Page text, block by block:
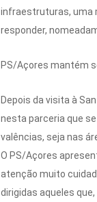
infraestruturas, uma
responder,
PS/Açores mantém
Depois da visita à
nesta parceria que
valências, seja nas
O PS/Açores
atenção muito
dirigidas aqueles